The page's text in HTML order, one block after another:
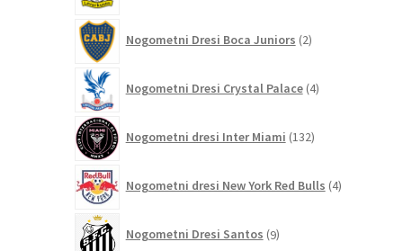
Nogometni Dresi Boca Juniors 2izdelka
Nogometni Dresi Crystal Palace 4izdelki
Nogometni dresi Inter Miami 132izdelkov
Nogometni dresi New York Red Bulls 4izdelki
Nogometni Dresi Santos 9izdelkov